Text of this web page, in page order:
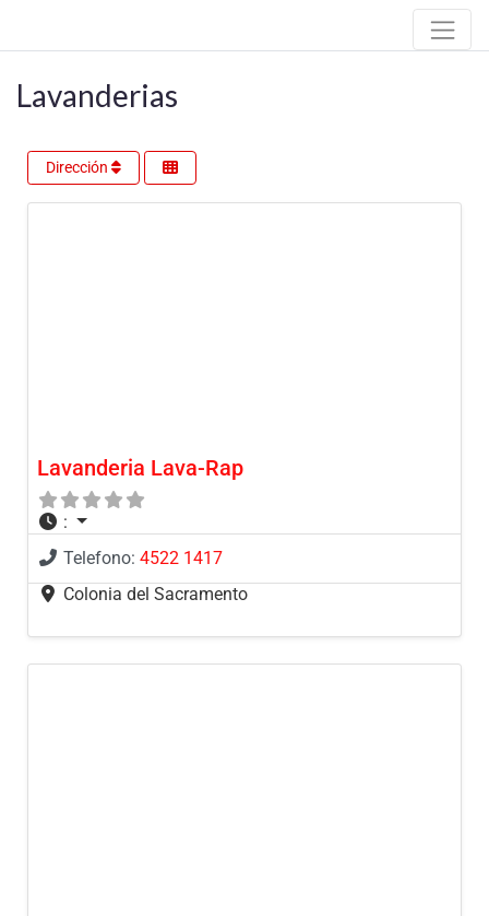
Lavanderias
Dirección
Lavanderia Lava-Rap
:
Telefono: 4522 1417
Colonia del Sacramento